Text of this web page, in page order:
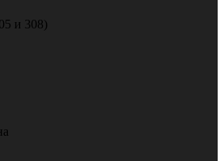
и 308)